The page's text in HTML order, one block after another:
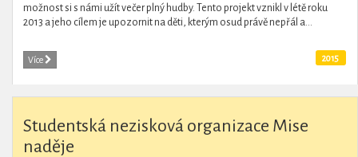
možnost si s námi užít večer plný hudby. Tento projekt vznikl v létě roku
2013 a jeho cílem je upozornit na děti, kterým osud právě nepřál a...
Více 2015
Studentská nezisková organizace Mise
naděje